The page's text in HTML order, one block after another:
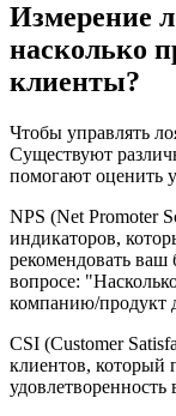
Измерение
насколько
клиенты?
Чтобы управлять
Существуют
помогают оценить
NPS (Net Promoter
индикаторов,
рекомендовать
вопросе:
компанию/продукт
CSI (Customer
клиентов, который